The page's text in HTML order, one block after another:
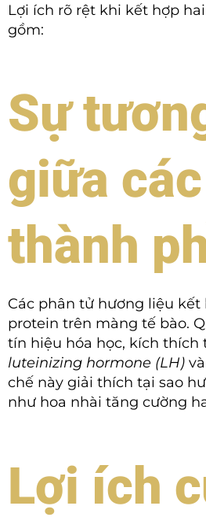
Lợi ích rõ rệt khi kết hợp
gồm:
Sự
giữa các
thành
Các phân tử hương liệu kết
protein trên màng tế bào.
tín hiệu hóa học, kích thích
luteinizing hormone (LH) và
chế này giải thích tại sao
như hoa nhài tăng cường
Lợi ích